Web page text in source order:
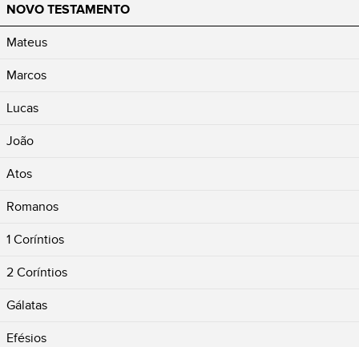
NOVO TESTAMENTO
Mateus
Marcos
Lucas
João
Atos
Romanos
1 Coríntios
2 Coríntios
Gálatas
Efésios